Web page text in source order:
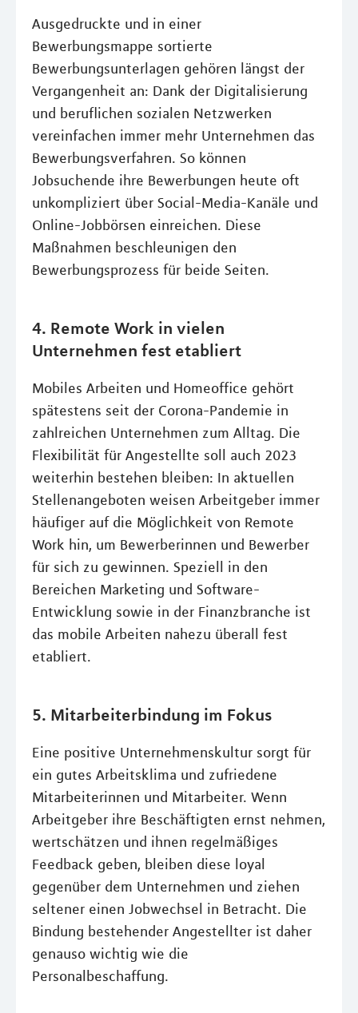
Ausgedruckte und in einer
Bewerbungsmappe sortierte
Bewerbungsunterlagen gehören längst der
Vergangenheit an: Dank der Digitalisierung
und beruflichen sozialen Netzwerken
vereinfachen immer mehr Unternehmen das
Bewerbungsverfahren. So können
Jobsuchende ihre Bewerbungen heute oft
unkompliziert über Social-Media-Kanäle und
Online-Jobbörsen einreichen. Diese
Maßnahmen beschleunigen den
Bewerbungsprozess für beide Seiten.
4. Remote Work in vielen
Unternehmen fest etabliert
Mobiles Arbeiten und Homeoffice gehört
spätestens seit der Corona-Pandemie in
zahlreichen Unternehmen zum Alltag. Die
Flexibilität für Angestellte soll auch 2023
weiterhin bestehen bleiben: In aktuellen
Stellenangeboten weisen Arbeitgeber immer
häufiger auf die Möglichkeit von Remote
Work hin, um Bewerberinnen und Bewerber
für sich zu gewinnen. Speziell in den
Bereichen Marketing und Software-
Entwicklung sowie in der Finanzbranche ist
das mobile Arbeiten nahezu überall fest
etabliert.
5. Mitarbeiterbindung im Fokus
Eine positive Unternehmenskultur sorgt für
ein gutes Arbeitsklima und zufriedene
Mitarbeiterinnen und Mitarbeiter. Wenn
Arbeitgeber ihre Beschäftigten ernst nehmen,
wertschätzen und ihnen regelmäßiges
Feedback geben, bleiben diese loyal
gegenüber dem Unternehmen und ziehen
seltener einen Jobwechsel in Betracht. Die
Bindung bestehender Angestellter ist daher
genauso wichtig wie die
Personalbeschaffung.